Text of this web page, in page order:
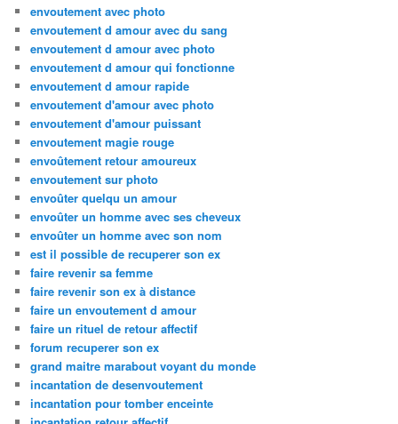
envoutement avec photo
envoutement d amour avec du sang
envoutement d amour avec photo
envoutement d amour qui fonctionne
envoutement d amour rapide
envoutement d'amour avec photo
envoutement d'amour puissant
envoutement magie rouge
envoûtement retour amoureux
envoutement sur photo
envoûter quelqu un amour
envoûter un homme avec ses cheveux
envoûter un homme avec son nom
est il possible de recuperer son ex
faire revenir sa femme
faire revenir son ex à distance
faire un envoutement d amour
faire un rituel de retour affectif
forum recuperer son ex
grand maitre marabout voyant du monde
incantation de desenvoutement
incantation pour tomber enceinte